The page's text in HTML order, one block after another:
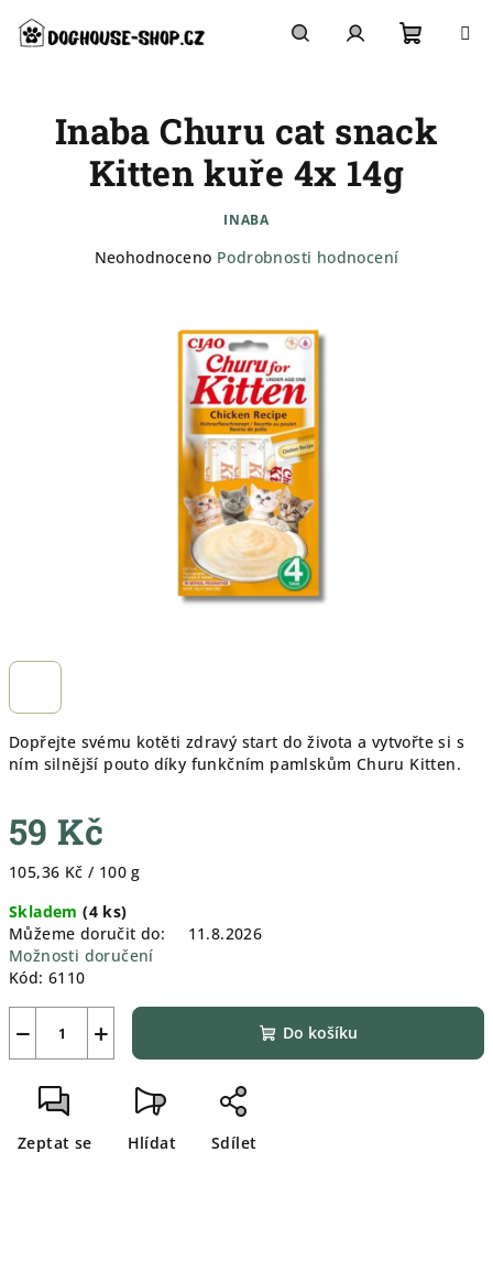
obsah
košík
Dopřejte svému kotěti zdravý start do života a vytvořte si s
ním silnější pouto díky funkčním pamlskům Churu Kitten.
59 Kč
Měrná
105,36 Kč / 100 g
Skladem(4 ks)
Můžeme doručit do:
11.8.2026
Možnosti doručení
Kód: 6110
+
− Do košíku
Zeptat se Hlídat Sdílet
Inaba Churu cat snack
Kitten kuře 4x 14g
INABA
Průměrné
Neohodnoceno Podrobnosti hodnocení